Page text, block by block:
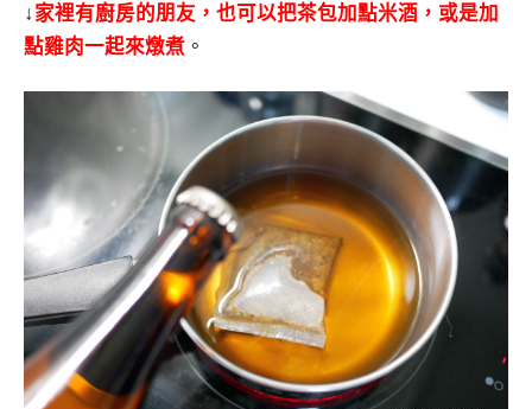
↓家裡有廚房的朋友，也可以把茶包加點米酒，或是加
點雞肉一起來燉煮 。